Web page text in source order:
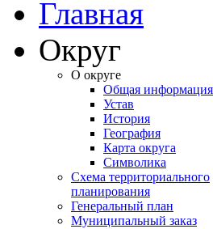
Главная
Округ
О округе
Общая информация
Устав
История
География
Карта округа
Символика
Схема территориального
планирования
Генеральный план
Муниципальный заказ